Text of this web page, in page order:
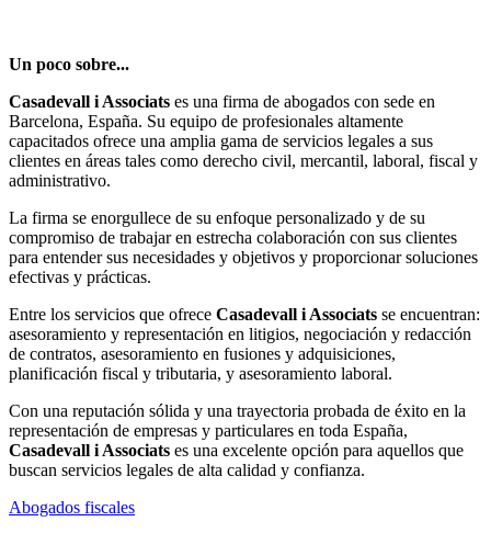
Un poco sobre...
Casadevall i Associats es una firma de abogados con sede en
Barcelona, España. Su equipo de profesionales altamente
capacitados ofrece una amplia gama de servicios legales a sus
clientes en áreas tales como derecho civil, mercantil, laboral, fiscal y
administrativo.
La firma se enorgullece de su enfoque personalizado y de su
compromiso de trabajar en estrecha colaboración con sus clientes
para entender sus necesidades y objetivos y proporcionar soluciones
efectivas y prácticas.
Entre los servicios que ofrece Casadevall i Associats se encuentran:
asesoramiento y representación en litigios, negociación y redacción
de contratos, asesoramiento en fusiones y adquisiciones,
planificación fiscal y tributaria, y asesoramiento laboral.
Con una reputación sólida y una trayectoria probada de éxito en la
representación de empresas y particulares en toda España,
Casadevall i Associats es una excelente opción para aquellos que
buscan servicios legales de alta calidad y confianza.
Abogados fiscales